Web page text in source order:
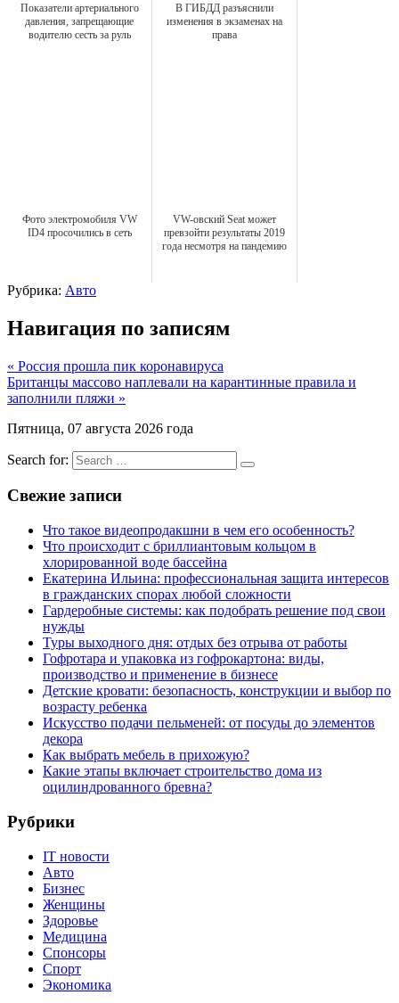
Показатели артериального
давления, запрещающие
водителю сесть за руль
В ГИБДД разъяснили
изменения в экзаменах на
права
Фото электромобиля VW
ID4 просочились в сеть
VW-овский Seat может
превзойти результаты 2019
года несмотря на пандемию
Рубрика: Авто
Навигация по записям
« Россия прошла пик коронавируса
Британцы массово наплевали на карантинные правила и
заполнили пляжи »
Пятница, 07 августа 2026 года
Search for:
Свежие записи
Что такое видеопродакшни в чем его особенность?
Что происходит с бриллиантовым кольцом в
хлорированной воде бассейна
Екатерина Ильина: профессиональная защита интересов
в гражданских спорах любой сложности
Гардеробные системы: как подобрать решение под свои
нужды
Туры выходного дня: отдых без отрыва от работы
Гофротара и упаковка из гофрокартона: виды,
производство и применение в бизнесе
Детские кровати: безопасность, конструкции и выбор по
возрасту ребенка
Искусство подачи пельменей: от посуды до элементов
декора
Как выбрать мебель в прихожую?
Какие этапы включает строительство дома из
оцилиндрованного бревна?
Рубрики
IT новости
Авто
Бизнес
Женщины
Здоровье
Медицина
Спонсоры
Спорт
Экономика